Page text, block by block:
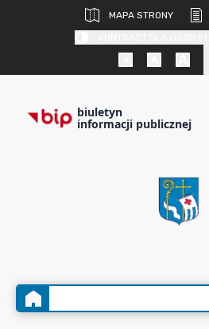
MAPA STRONY
biuletyn
informacji publicznej